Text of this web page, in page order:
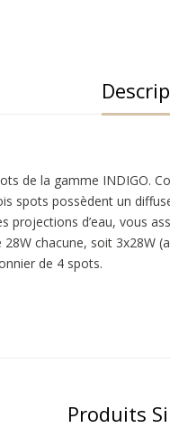
de la gamme
spots possèdent un
d’eau, vous
chacune, soit
de 4 spots.
Produits